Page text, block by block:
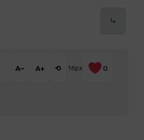
⤷
A− A+ ⟲ 16px 0